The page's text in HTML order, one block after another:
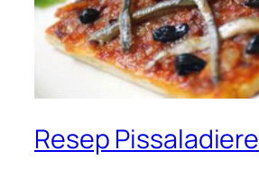
Resep Pissaladiere